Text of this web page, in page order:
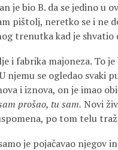
je bio B. da se jedino u
pištolj, neretko se i ne
trenutka kad je
i fabrika majoneza. To
njemu se ogledao svaki
i iznova, on je imao
prošao, tu sam. Novi
po tom telu
je pojačavao njegov